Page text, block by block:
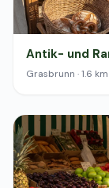
Antik- und
Grasbrunn · 1.6